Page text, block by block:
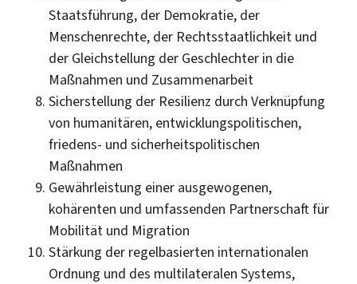
Staatsführung, der Demokratie, der
Menschenrechte, der Rechtsstaatlichkeit und
der Gleichstellung der Geschlechter in die
Maßnahmen und Zusammenarbeit
Sicherstellung der Resilienz durch Verknüpfung
von humanitären, entwicklungspolitischen,
friedens- und sicherheitspolitischen
Maßnahmen
Gewährleistung einer ausgewogenen,
kohärenten und umfassenden Partnerschaft für
Mobilität und Migration
Stärkung der regelbasierten internationalen
Ordnung und des multilateralen Systems,